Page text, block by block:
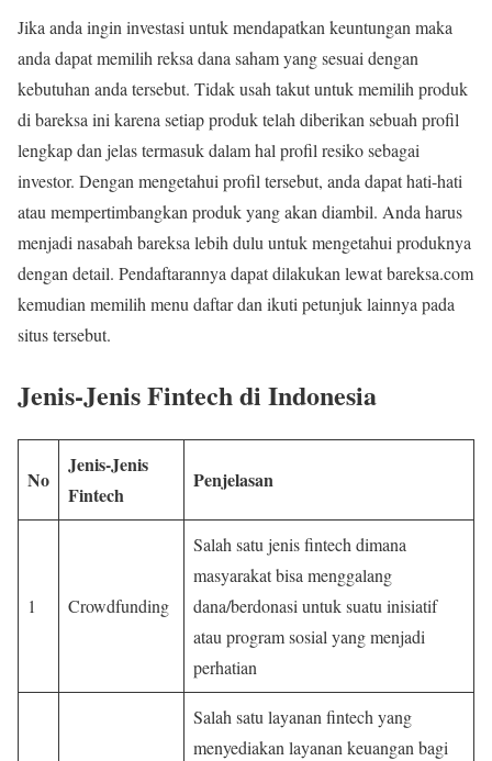
Jika anda ingin investasi untuk mendapatkan keuntungan maka
anda dapat memilih reksa dana saham yang sesuai dengan
kebutuhan anda tersebut. Tidak usah takut untuk memilih produk
di bareksa ini karena setiap produk telah diberikan sebuah profil
lengkap dan jelas termasuk dalam hal profil resiko sebagai
investor. Dengan mengetahui profil tersebut, anda dapat hati-hati
atau mempertimbangkan produk yang akan diambil. Anda harus
menjadi nasabah bareksa lebih dulu untuk mengetahui produknya
dengan detail. Pendaftarannya dapat dilakukan lewat bareksa.com
kemudian memilih menu daftar dan ikuti petunjuk lainnya pada
situs tersebut.
Jenis-Jenis Fintech di Indonesia
No
Jenis-Jenis
Fintech
Penjelasan
1 Crowdfunding
Salah satu jenis fintech dimana
masyarakat bisa menggalang
dana/berdonasi untuk suatu inisiatif
atau program sosial yang menjadi
perhatian
Salah satu layanan fintech yang
menyediakan layanan keuangan bagi